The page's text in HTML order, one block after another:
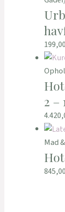
199,00
2 –
Mad
845,00